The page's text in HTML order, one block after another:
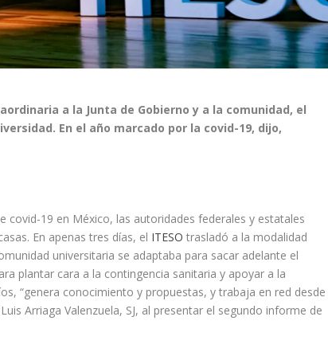
a la Junta de Gobierno y a la comunidad, el
En el año marcado por la covid-19, dijo,
19 en México, las autoridades federales y estatales
En apenas tres días, el ITESO trasladó a la modalidad
universitaria se adaptaba para sacar adelante el
plantar cara a la contingencia sanitaria y apoyar a la
“genera conocimiento y propuestas, y trabaja en red desde
Arriaga Valenzuela, SJ, al presentar el segundo informe de